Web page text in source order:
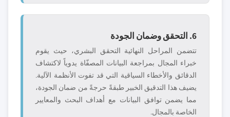
6. التحقق وضمان الجودة
تتضمن المراحل النهائية التحقق البشري، حيث يقوم
خبراء المجال بمراجعة البيانات المصفّاة يدوياً لاكتشاف
الدقائق والأخطاء السياقية التي قد تفوت الأنظمة الآلية.
يضيف هذا التدقيق الخبير طبقةً حرجةً من ضمان الجودة،
مما يضمن توافق البيانات مع أهداف البحث والمعايير
الخاصة بالمجال.